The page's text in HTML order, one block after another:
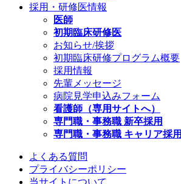
採用・研修医情報
医師
初期臨床研修医
お知らせ/挨拶
初期臨床研修プログラム概要
採用情報
先輩メッセージ
病院見学申込みフォーム
看護師（専用サイトへ）
専門職・事務職 新卒採用
専門職・事務職 キャリア採用
よくある質問
プライバシーポリシー
当サイトについて